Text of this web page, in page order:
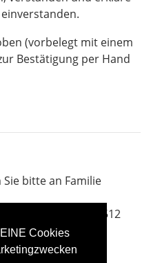
Cookies
(vorbelegt mit einem
Bestätigung per Hand
bitte an Familie
+49 (0)38391 469512